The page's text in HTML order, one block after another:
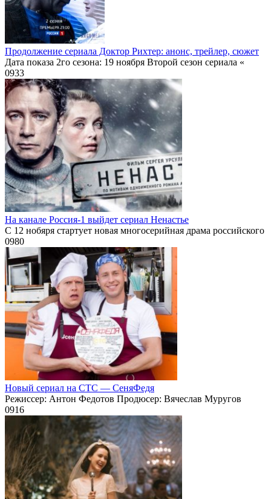
Продолжение сериала Доктор Рихтер: анонс, трейлер, сюжет
Дата показа 2го сезона: 19 ноября Второй сезон сериала «
0933
На канале Россия-1 выйдет сериал Ненастье
С 12 нобяря стартует новая многосерийная драма российского
0980
Новый сериал на СТС — СеняФедя
Режиссер: Антон Федотов Продюсер: Вячеслав Муругов
0916